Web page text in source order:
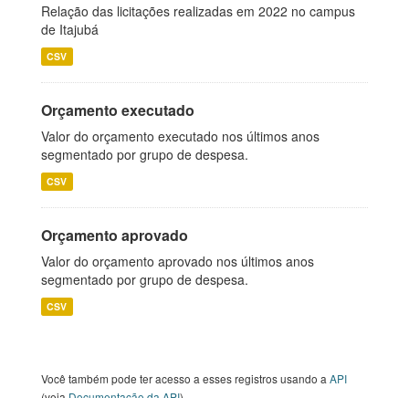
Relação das licitações realizadas em 2022 no campus
de Itajubá
CSV
Orçamento executado
Valor do orçamento executado nos últimos anos
segmentado por grupo de despesa.
CSV
Orçamento aprovado
Valor do orçamento aprovado nos últimos anos
segmentado por grupo de despesa.
CSV
Você também pode ter acesso a esses registros usando a API